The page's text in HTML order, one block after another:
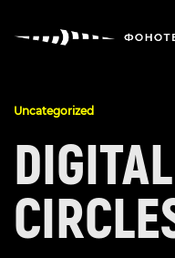
Uncategorized